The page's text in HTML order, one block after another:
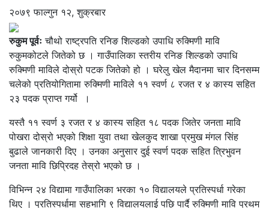
२०७९ फाल्गुन १२, शुक्रबार
रुकुम पूर्वः चौथो राष्ट्रपति रनिङ शिल्डको उपाधि रुक्मिणी मावि
रुकुमकोटले जितेको छ । गाउँपालिका स्तरीय रनिङ शिल्डको उपाधि
रुक्मिणी माविले दोस्रो पटक जितेको हो । घरेलु खेल मैदानमा चार दिनसम्म
चलेको प्रतियोगितामा रुक्मिणी माविले ११ स्वर्ण ८ रजत र ४ कास्य सहित
२३ पदक प्राप्त गर्यो ।
यस्तै ११ स्वर्ण ३ रजत र ४ कास्य सहित १८ पदक जितेर जनता मावि
पोखरा दोस्रो भएको शिक्षा युवा तथा खेलकुद शाखा प्रमुख मंगल सिंह
बुढाले जानकारी दिए । उनका अनुसार दुई स्वर्ण पदक सहित त्रिभुवन
जनता मावि छिप्रिदह तेस्रो भएको छ ।
विभिन्न २४ विद्यामा गाउँपालिका भरका १० विद्यालयले प्रतिस्पर्धा गरेका
थिए । प्रतिस्पर्धामा सहभागि ९ विद्यालयलाई पछि पार्दै रुक्मिणी मावि प्रथम